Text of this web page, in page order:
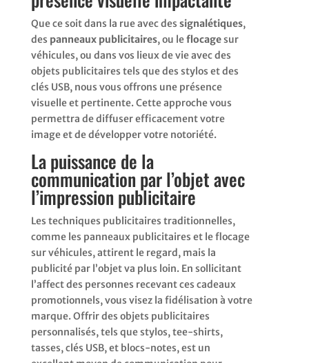
Que ce soit dans la rue avec des signalétiques,
des panneaux publicitaires, ou leflocagesur
véhicules, ou dans vos lieux de vie avec des
objets publicitaires tels que des stylos et des
clés USB, nous vous offrons une présence
visuelle et pertinente. Cette approche vous
permettra de diffuser efficacement votre
image et de développer votre notoriété.
La puissance de la
communication par l’objet avec
l’impression publicitaire
Les techniques publicitaires traditionnelles,
comme les panneaux publicitaires et le flocage
sur véhicules, attirent le regard, mais la
publicité par l’objet va plus loin. En sollicitant
l’affect des personnes recevant ces cadeaux
promotionnels, vous visez la fidélisation à votre
marque. Offrir des objets publicitaires
personnalisés, tels que stylos, tee-shirts,
tasses, clés USB, et blocs-notes, est un